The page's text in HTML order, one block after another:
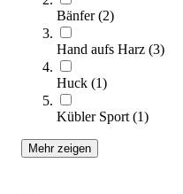
Bänfer(2)
Hand aufs Harz (3)
Huck (1)
Kübler Sport (1)
Mehr zeigen
Entdecken Sie
Training und Wettkampf. Jetzt
Saison starten.
Zum Ratgeber
Kategorien & Filter
Sortieren nach